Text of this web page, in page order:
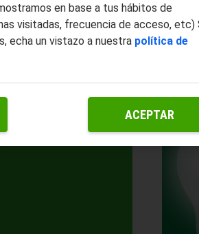
en base a tus hábitos de
visitadas, frecuencia de acceso, etc)
echa un vistazo a nuestra política de
ACEPTAR